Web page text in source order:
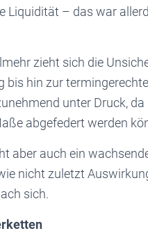
Liquidität – das war
zieht sich die
hin zur
unter Druck, da
abgefedert werden
aber auch ein
nicht zuletzt
sich.